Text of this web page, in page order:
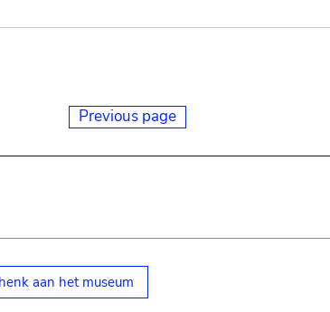
Previous page
aan het museum